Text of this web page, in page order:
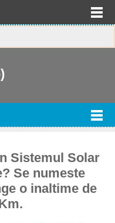
Sistemul Solar
Se numeste
o inaltime de